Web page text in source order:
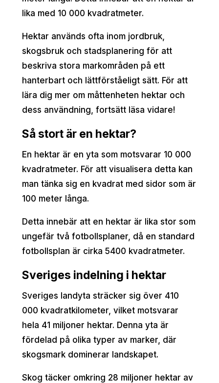
lika med 10 000 kvadratmeter.
Hektar används ofta inom jordbruk,
skogsbruk och stadsplanering för att
beskriva stora markområden på ett
hanterbart och lättförståeligt sätt. För att
lära dig mer om måttenheten hektar och
dess användning, fortsätt läsa vidare!
Så stort är en hektar?
En hektar är en yta som motsvarar 10 000
kvadratmeter. För att visualisera detta kan
man tänka sig en kvadrat med sidor som är
100 meter långa.
Detta innebär att en hektar är lika stor som
ungefär två fotbollsplaner, då en standard
fotbollsplan är cirka 5400 kvadratmeter.
Sveriges indelning i hektar
Sveriges landyta sträcker sig över 410
000 kvadratkilometer, vilket motsvarar
hela 41 miljoner hektar. Denna yta är
fördelad på olika typer av marker, där
skogsmark dominerar landskapet.
Skog täcker omkring 28 miljoner hektar av